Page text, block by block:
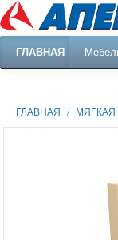
ГЛАВНАЯ
ГЛАВНАЯ / МЯГКАЯ